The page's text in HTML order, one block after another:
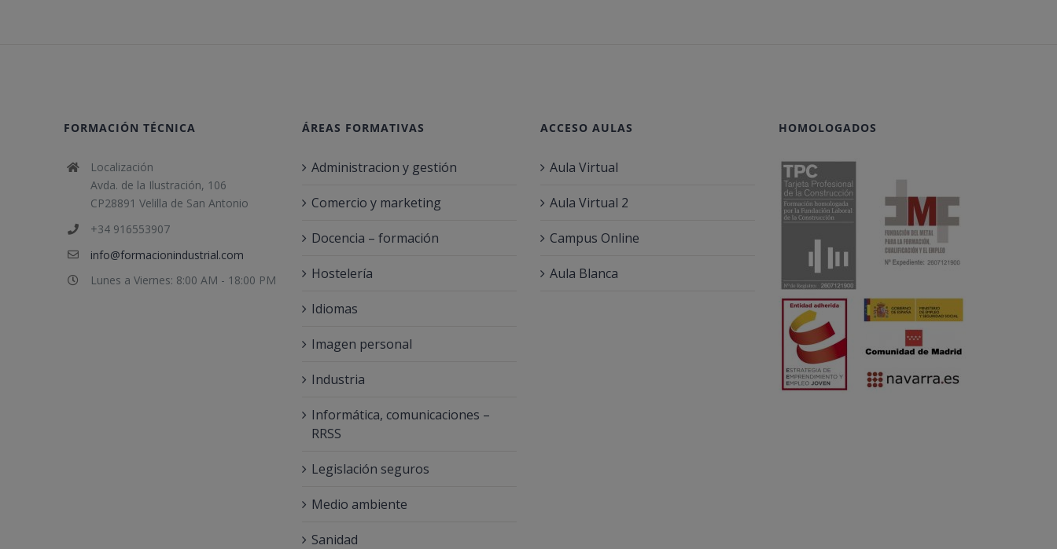
FORMACIÓN TÉCNICA
Localización
Avda. de la Ilustración, 106
CP28891 Velilla de San Antonio
+34 916553907
info@formacionindustrial.com
Lunes a Viernes: 8:00 AM - 18:00 PM
ÁREAS FORMATIVAS
Administracion y gestión
Comercio y marketing
Docencia – formación
Hostelería
Idiomas
Imagen personal
Industria
Informática, comunicaciones –
RRSS
Legislación seguros
Medio ambiente
Sanidad
ACCESO AULAS
Aula Virtual
Aula Virtual 2
Campus Online
Aula Blanca
HOMOLOGADOS